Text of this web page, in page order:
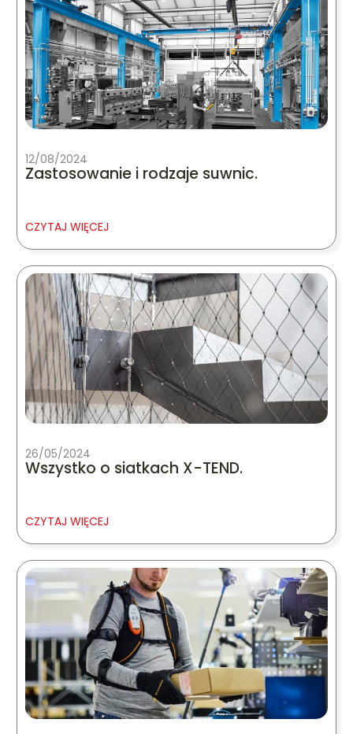
12/08/2024
Zastosowanie i rodzaje suwnic.
CZYTAJ WIĘCEJ
26/05/2024
Wszystko o siatkach X-TEND.
CZYTAJ WIĘCEJ